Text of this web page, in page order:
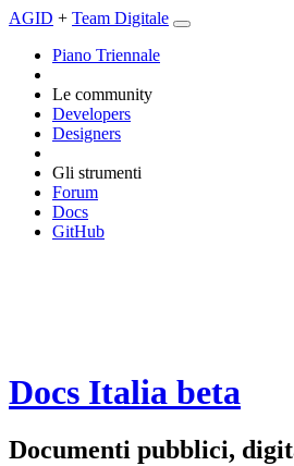
AGID + Team Digitale
Piano Triennale
Le community
Developers
Designers
Gli strumenti
Forum
Docs
GitHub
Docs Italia beta
Documenti pubblici,